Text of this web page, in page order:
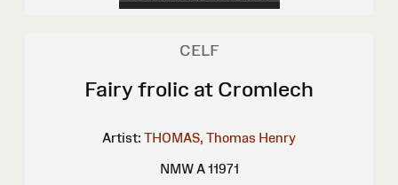
CELF
Fairy frolic at Cromlech
Artist: THOMAS, Thomas Henry
NMW A 11971